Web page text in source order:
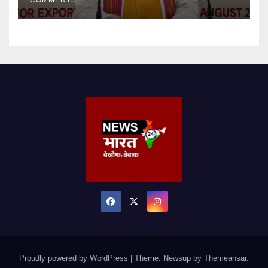
Proudly powered by WordPress Theme: Newsup by Themeansar.